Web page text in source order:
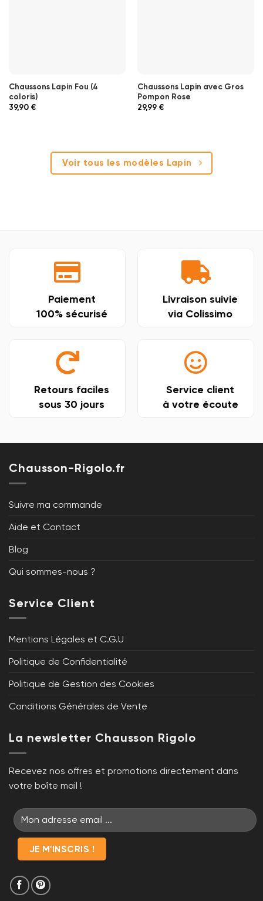
Chaussons Lapin Fou (4
coloris)
39,90 €
Chaussons Lapin avec Gros
Pompon Rose
29,99 €
Voir tous les modèles Lapin
Paiement
100% sécurisé
Livraison suivie
via Colissimo
Retours faciles
sous 30 jours
Service client
à votre écoute
Chausson-Rigolo.fr
Suivre ma commande
Aide et Contact
Blog
Qui sommes-nous ?
Service Client
Mentions Légales et C.G.U
Politique de Confidentialité
Politique de Gestion des Cookies
Conditions Générales de Vente
La newsletter Chausson Rigolo
Recevez nos offres et promotions directement dans
votre boîte mail !